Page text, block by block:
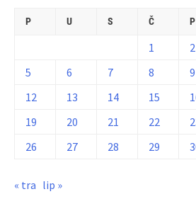
P U S Č P
1 2
5
6 7 8 9
12
13 14 15
19
20 21 22
26
27 28 29
« tra lip »